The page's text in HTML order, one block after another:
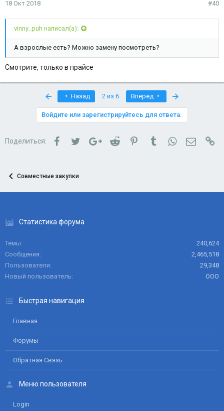
18 Окт 2018 #40
vinny_puh написал(а):
А взрослые есть? Можно замену посмотреть?
Смотрите, только в прайсе
Назад 2 из 6 Вперёд
Войдите или зарегистрируйтесь для ответа.
Поделиться: FacebookTwitterGoogle+Reddit PinterestTumblrWhatsApp
Совместные закупки
Статистика форума
Темы
240,624
Сообщения
2,465,518
Пользователи
29,348
Новый пользователь
ООО
Быстрая навигация
Главная
Форумы
Обратная Связь
Меню пользователя
Login